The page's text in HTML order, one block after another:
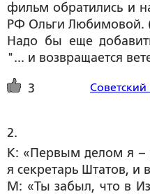
фильм обратились и
РФ Ольги Любимовой.
Надо бы еще
"... и возвращается
3
2.
К: «Первым делом я –
я секретарь Штатов, и
М: «Ты забыл, что в